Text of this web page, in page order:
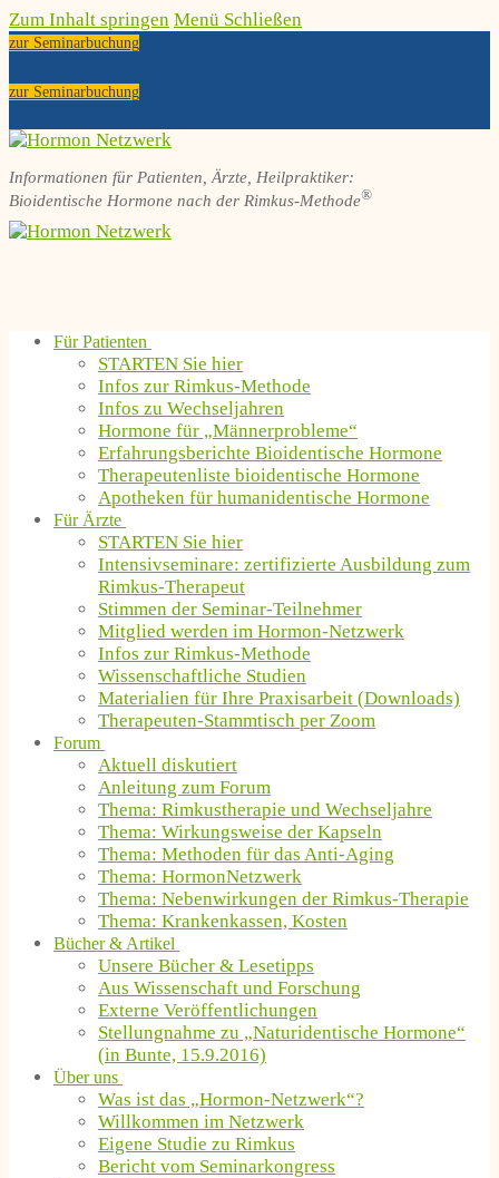
Zum Inhalt springen Menü Schließen
zur Seminarbuchung
zur Seminarbuchung
Informationen für Patienten, Ärzte, Heilpraktiker:
Bioidentische Hormone nach der Rimkus-Methode®
Für Patienten
STARTEN Sie hier
Infos zur Rimkus-Methode
Infos zu Wechseljahren
Hormone für „Männerprobleme“
Erfahrungsberichte Bioidentische Hormone
Therapeutenliste bioidentische Hormone
Apotheken für humanidentische Hormone
Für Ärzte
STARTEN Sie hier
Intensivseminare: zertifizierte Ausbildung zum
Rimkus-Therapeut
Stimmen der Seminar-Teilnehmer
Mitglied werden im Hormon-Netzwerk
Infos zur Rimkus-Methode
Wissenschaftliche Studien
Materialien für Ihre Praxisarbeit (Downloads)
Therapeuten-Stammtisch per Zoom
Forum
Aktuell diskutiert
Anleitung zum Forum
Thema: Rimkustherapie und Wechseljahre
Thema: Wirkungsweise der Kapseln
Thema: Methoden für das Anti-Aging
Thema: HormonNetzwerk
Thema: Nebenwirkungen der Rimkus-Therapie
Thema: Krankenkassen, Kosten
Bücher & Artikel
Unsere Bücher & Lesetipps
Aus Wissenschaft und Forschung
Externe Veröffentlichungen
Stellungnahme zu „Naturidentische Hormone“
(in Bunte, 15.9.2016)
Über uns
Was ist das „Hormon-Netzwerk“?
Willkommen im Netzwerk
Eigene Studie zu Rimkus
Bericht vom Seminarkongress